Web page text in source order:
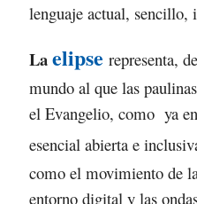
lenguaje actual, sencillo,
Laelipse representa,
mundo al que las
el Evangelio, como ya
esencial abierta e
como el movimiento de
entorno digital y las